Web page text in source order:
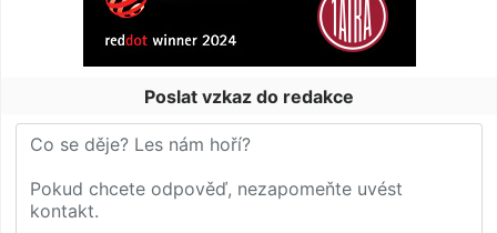
Poslat vzkaz do redakce